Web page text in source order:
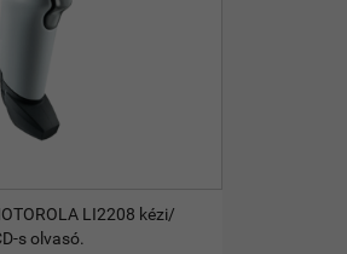
LI2208 kézi/
s olvasó.